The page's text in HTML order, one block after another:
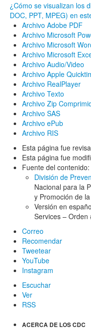
¿Cómo se visualizan los
DOC, PPT, MPEG) en
Archivo Adobe PDF
Archivo Microsoft
Archivo Microsoft
Archivo Microsoft
Archivo Audio/Video
Archivo Apple
Archivo RealPlayer
Archivo Texto
Archivo Zip
Archivo SAS
Archivo ePub
Archivo RIS
Esta página fue
Esta página fue
Fuente del contenido:
División de
Nacional para la
y Promoción de
Versión en
Services – Orden
Correo
Recomendar
Tweetear
YouTube
Instagram
Escuchar
Ver
RSS
ACERCA DE LOS CDC